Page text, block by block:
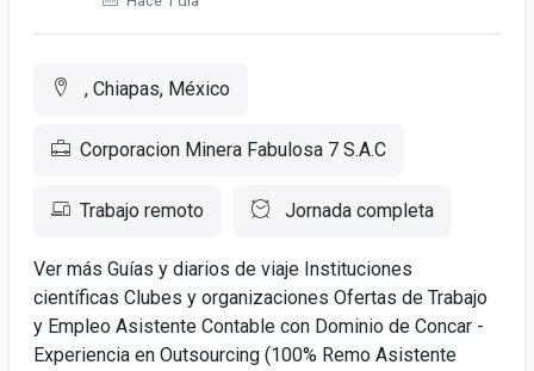
, Chiapas, México
Corporacion Minera Fabulosa 7 S.A.C
Trabajo remoto Jornada completa
Ver más Guías y diarios de viaje Instituciones
científicas Clubes y organizaciones Ofertas de Trabajo
y Empleo Asistente Contable con Dominio de Concar -
Experiencia en Outsourcing (100% Remo Asistente